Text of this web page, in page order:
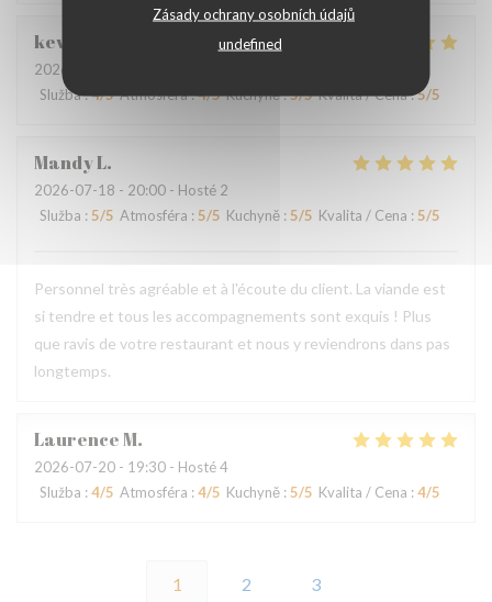
Zásady ochrany osobních údajů
undefined
kevin
2026-07-24
Služba:4/5 Atmosféra:4/5 Kuchyně:5/5 Kvalita / Cena:5/5
MandyL
2026-07-18 - 20:00 - Hosté 2
Služba : 5/5 Atmosféra : 5/5 Kuchyně : 5/5 Kvalita / Cena : 5/5
Personnel très agréable et à l'écoute du client. La viande est
si tendre et tous les accompagnements sont exquis ! Plus
que ravis de votre restaurant et nous y reviendrons dans pas
longtemps.
LaurenceM
2026-07-20 - 19:30 - Hosté 4
Služba : 4/5 Atmosféra : 4/5 Kuchyně : 5/5 Kvalita / Cena : 4/5
1 2 3